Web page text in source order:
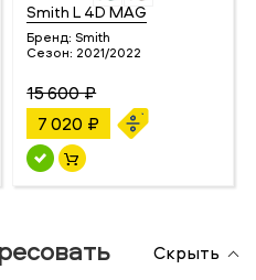
Smith L 4D MAG
Бренд: Smith
Сезон: 2021/2022
15 600 ₽
7 020 ₽
Скрыть